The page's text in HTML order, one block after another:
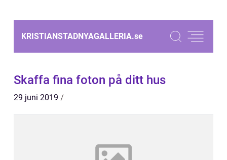
KRISTIANSTADNYAGALLERIA.se
Skaffa fina foton på ditt hus
29 juni 2019